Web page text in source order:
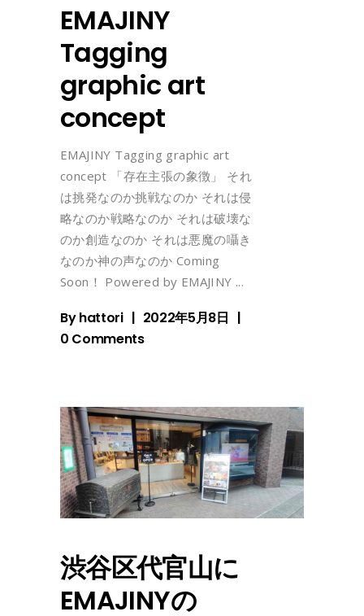
EMAJINY
Tagging
graphic art
concept
EMAJINY Tagging graphic art
concept 「存在主張の象徴」 それ
は挑発なのか挑戦なのか それは侵
略なのか戦略なのか それは破壊な
のか創造なのか それは悪魔の囁き
なのか神の声なのか Coming
Soon！ Powered by EMAJINY
Byhattori
2022年5月8日
0 Comments
渋谷区代官山に
EMAJINYの